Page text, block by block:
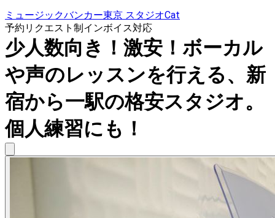
ミュージックバンカー東京 スタジオCat
予約リクエスト制インボイス対応
少人数向き！激安！ボーカル
や声のレッスンを行える、新
宿から一駅の格安スタジオ。
個人練習にも！